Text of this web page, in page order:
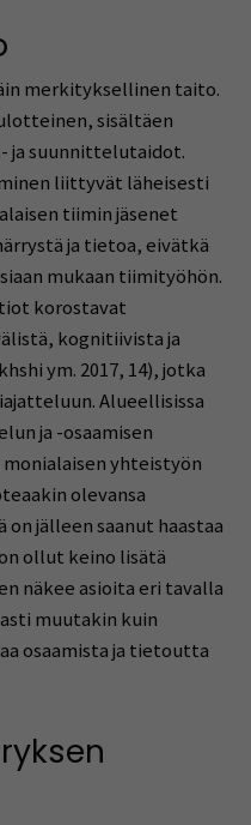
merkityksellinen taito.
sisältäen
ja suunnittelutaidot.
liittyvät läheisesti
tiimin jäsenet
ja tietoa, eivätkä
mukaan tiimityöhön.
korostavat
kognitiivista ja
ym. 2017, 14), jotka
Alueellisissa
ja -osaamisen
yhteistyön
olevansa
jälleen saanut haastaa
ollut keino lisätä
näkee asioita eri tavalla
muutakin kuin
osaamista ja tietoutta